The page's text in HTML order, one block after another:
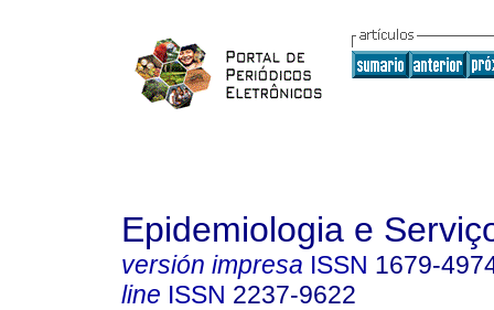
Epidemiologia e
versión impresa ISSN 1679-
line ISSN 2237-9622